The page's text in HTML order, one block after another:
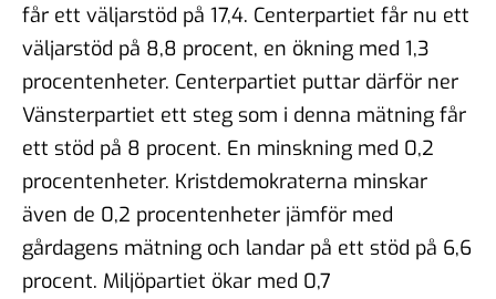
får ett väljarstöd på 17,4. Centerpartiet får nu ett
väljarstöd på 8,8 procent, en ökning med 1,3
procentenheter. Centerpartiet puttar därför ner
Vänsterpartiet ett steg som i denna mätning får
ett stöd på 8 procent. En minskning med 0,2
procentenheter. Kristdemokraterna minskar
även de 0,2 procentenheter jämför med
gårdagens mätning och landar på ett stöd på 6,6
procent. Miljöpartiet ökar med 0,7